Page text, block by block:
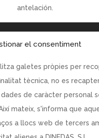
el consentiment
galetes pròpies per
tècnica, no es
de caràcter personal
mateix, s'informa que
a llocs web de tercers
antelación.
C/ BALMES ,16 08007